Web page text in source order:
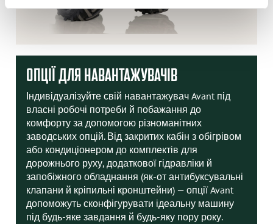
ОПЦІЇ ДЛЯ НАВАНТАЖУВАЧІВ
Індивідуалізуйте свій навантажувач Avant під
власні робочі потреби й побажання до
комфорту за допомогою різноманітних
заводських опцій. Від закритих кабін з обігрівом
або кондиціонером до комплектів для
дорожнього руху, додаткової гідравліки й
запобіжного обладнання (як-от антибуксувальні
клапани й кріпильні кронштейни) — опції Avant
допоможуть сконфігурувати ідеальну машину
під будь-яке завдання й будь-яку пору року.